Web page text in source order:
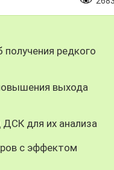
редкого
выхода
для их анализа
с эффектом